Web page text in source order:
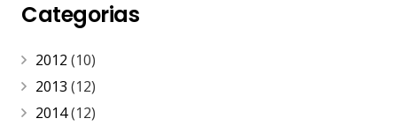
2012 (10)
2013(12)